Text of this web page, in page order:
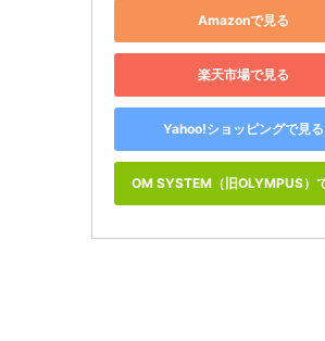
Amazonで見る
楽天市場で見る
Yahoo!ショッピングで見る
OM SYSTEM（旧OLYMPUS）